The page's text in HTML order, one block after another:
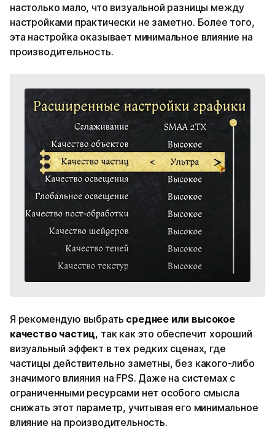
настолько мало, что визуальной разницы между
настройками практически не заметно. Более того,
эта настройка оказывает минимальное влияние на
производительность.
Я рекомендую выбрать среднее или высокое
качество частиц, так как это обеспечит хороший
визуальный эффект в тех редких сценах, где
частицы действительно заметны, без какого-либо
значимого влияния на FPS. Даже на системах с
ограниченными ресурсами нет особого смысла
снижать этот параметр, учитывая его минимальное
влияние на производительность.